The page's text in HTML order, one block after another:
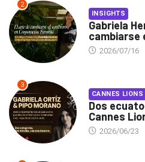
2
INSIGHTS
Gabriela
cambiarse
2026/07/16
3
CANNES LIONS
Dos
Cannes
2026/06/23